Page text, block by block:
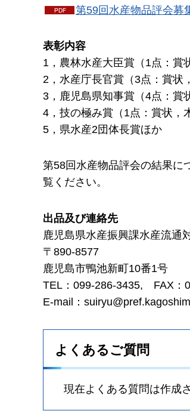
第59回水産物品評会募
表彰内容
1，農林水産大臣賞（1点：
2，水産庁長官賞（3点：賞状
3，鹿児島県知事賞（4点：賞
4，技の極み賞（1点：賞状，
5，県水産2団体長賞ほか
第58回水産物品評会の結果に
覧ください。
出品及び連絡先
鹿児島県水産振興課水産流通
〒890-8577
鹿児島市鴨池新町10番1号
TEL：099-286-3435, FAX：
E-mail：
よくあるご質問
現在よくある質問は作成